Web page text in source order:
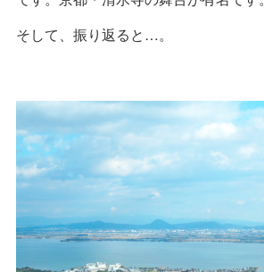
そして、振り返ると…。